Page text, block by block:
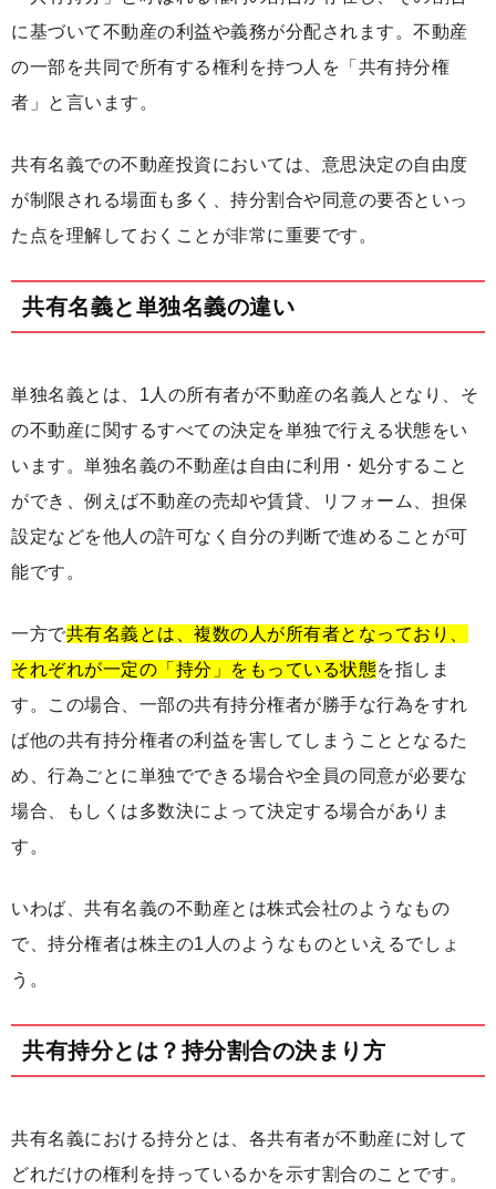
に基づいて不動産の利益や義務が分配されます。不動産
の一部を共同で所有する権利を持つ人を「共有持分権
者」と言います。
共有名義での不動産投資においては、意思決定の自由度
が制限される場面も多く、持分割合や同意の要否といっ
た点を理解しておくことが非常に重要です。
共有名義と単独名義の違い
単独名義とは、1人の所有者が不動産の名義人となり、そ
の不動産に関するすべての決定を単独で行える状態をい
います。単独名義の不動産は自由に利用・処分すること
ができ、例えば不動産の売却や賃貸、リフォーム、担保
設定などを他人の許可なく自分の判断で進めることが可
能です。
一方で共有名義とは、複数の人が所有者となっており、
それぞれが一定の「持分」をもっている状態を指しま
す。この場合、一部の共有持分権者が勝手な行為をすれ
ば他の共有持分権者の利益を害してしまうこととなるた
め、行為ごとに単独でできる場合や全員の同意が必要な
場合、もしくは多数決によって決定する場合がありま
す。
いわば、共有名義の不動産とは株式会社のようなもの
で、持分権者は株主の1人のようなものといえるでしょ
う。
共有持分とは？持分割合の決まり方
共有名義における持分とは、各共有者が不動産に対して
どれだけの権利を持っているかを示す割合のことです。